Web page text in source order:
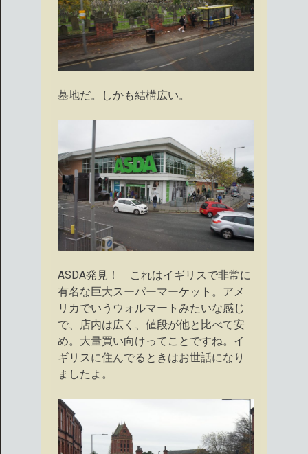
墓地だ。しかも結構広い。
ASDA発見！ これはイギリスで非常に
有名な巨大スーパーマーケット。アメ
リカでいうウォルマートみたいな感じ
で、店内は広く、値段が他と比べて安
め。大量買い向けってことですね。イ
ギリスに住んでるときはお世話になり
ましたよ。